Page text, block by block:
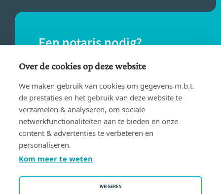
Een notaris nodig?
Vind eenvoudig een notaris bij jou in de
buurt.
VIND EEN NOTARIS
Gebruiksvoorwaarden
Over de cookies op deze website
We maken gebruik van cookies om gegevens m.b.t.
de prestaties en het gebruik van deze website te
verzamelen & analyseren, om sociale
netwerkfunctionaliteiten aan te bieden en onze
content & advertenties te verbeteren en
personaliseren.
Kom meer te weten
WEIGEREN